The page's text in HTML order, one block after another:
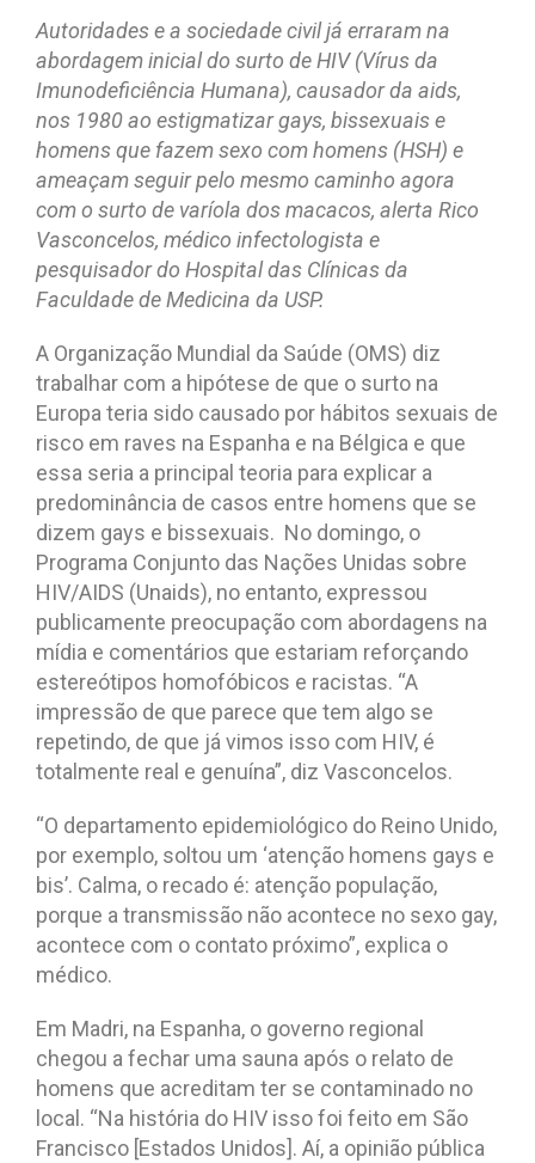
Autoridades e a sociedade civil já erraram na
abordagem inicial do surto de HIV (Vírus da
Imunodeficiência Humana), causador da aids,
nos 1980 ao estigmatizar gays, bissexuais e
homens que fazem sexo com homens (HSH) e
ameaçam seguir pelo mesmo caminho agora
com o surto de varíola dos macacos, alerta Rico
Vasconcelos, médico infectologista e
pesquisador do Hospital das Clínicas da
Faculdade de Medicina da USP.
A Organização Mundial da Saúde (OMS) diz
trabalhar com a hipótese de que o surto na
Europa teria sido causado por hábitos sexuais de
risco em raves na Espanha e na Bélgica e que
essa seria a principal teoria para explicar a
predominância de casos entre homens que se
dizem gays e bissexuais. No domingo, o
Programa Conjunto das Nações Unidas sobre
HIV/AIDS (Unaids), no entanto, expressou
publicamente preocupação com abordagens na
mídia e comentários que estariam reforçando
estereótipos homofóbicos e racistas. “A
impressão de que parece que tem algo se
repetindo, de que já vimos isso com HIV, é
totalmente real e genuína”, diz Vasconcelos.
“O departamento epidemiológico do Reino Unido,
por exemplo, soltou um ‘atenção homens gays e
bis’. Calma, o recado é: atenção população,
porque a transmissão não acontece no sexo gay,
acontece com o contato próximo”, explica o
médico.
Em Madri, na Espanha, o governo regional
chegou a fechar uma sauna após o relato de
homens que acreditam ter se contaminado no
local. “Na história do HIV isso foi feito em São
Francisco [Estados Unidos]. Aí, a opinião pública